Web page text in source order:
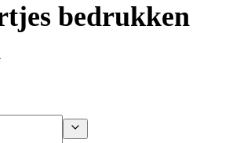
bedrukken